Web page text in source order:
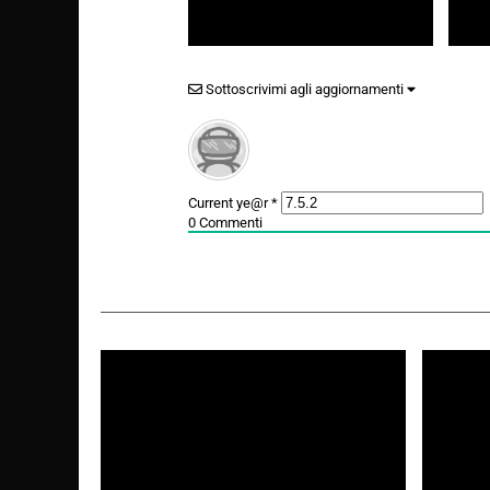
of Adolescence
Sottoscrivimi agli aggiornamenti
Current ye@r*
0 Commenti